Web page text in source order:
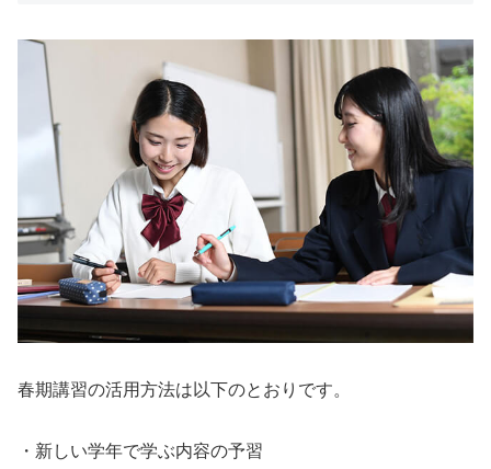
春期講習の活用方法は以下のとおりです。
・新しい学年で学ぶ内容の予習